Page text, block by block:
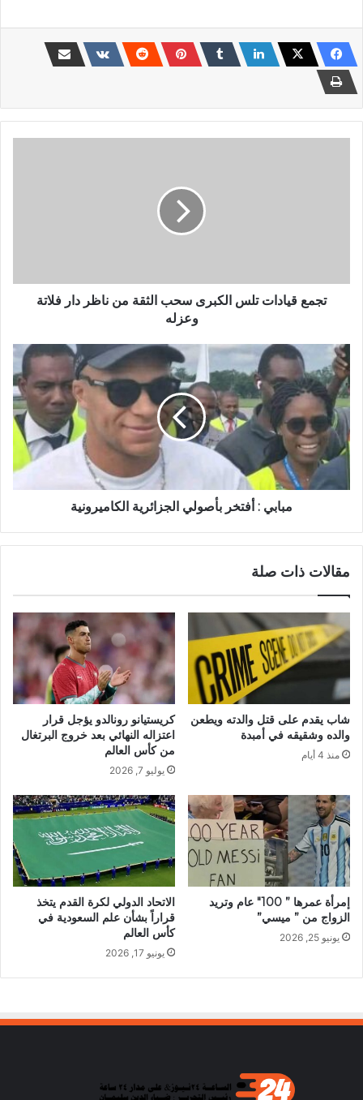
دار
تجمع قيادات تلس الكبرى سحب الثقة من ناظر دار فلاتة
وعزله
مبابي
:
أفتخر
بأصولي
الجزائرية
الكاميرونية
مبابي : أفتخر بأصولي الجزائرية الكاميرونية
مقالات ذات صلة
شاب يقدم على قتل والدته ويطعن
والده وشقيقه في أمبدة
منذ 4 أيام
كريستيانو رونالدو يؤجل قرار
اعتزاله النهائي بعد خروج البرتغال
من كأس العالم
يوليو 7, 2026
إمرأة عمرها ” 100″ عام وتريد
الزواج من ” ميسي”
يونيو 25, 2026
الاتحاد الدولي لكرة القدم يتخذ
قراراً بشأن علم السعودية في
كأس العالم
يونيو 17, 2026